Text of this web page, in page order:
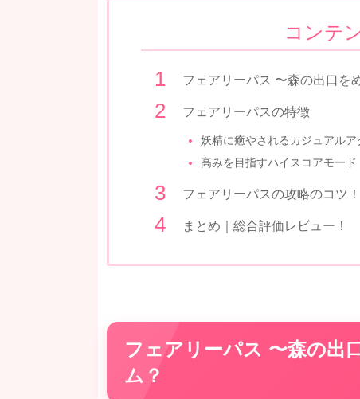
コンテ
フェアリーパス 〜森の出口を
フェアリーパスの特徴
妖精に癒やされるカジュアルア
高みを目指すハイスコアモード
フェアリーパスの攻略のコツ！
まとめ｜総合評価レビュー！
フェアリーパス 〜森の出
ム？